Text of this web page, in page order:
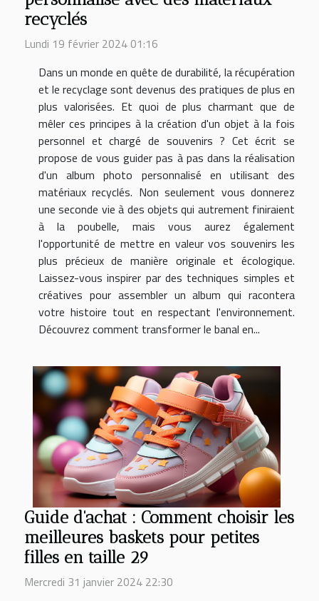
recyclés
Lundi 19 février 2024 01:16
Dans un monde en quête de durabilité, la récupération
et le recyclage sont devenus des pratiques de plus en
plus valorisées. Et quoi de plus charmant que de
mêler ces principes à la création d'un objet à la fois
personnel et chargé de souvenirs ? Cet écrit se
propose de vous guider pas à pas dans la réalisation
d'un album photo personnalisé en utilisant des
matériaux recyclés. Non seulement vous donnerez
une seconde vie à des objets qui autrement finiraient
à la poubelle, mais vous aurez également
l'opportunité de mettre en valeur vos souvenirs les
plus précieux de manière originale et écologique.
Laissez-vous inspirer par des techniques simples et
créatives pour assembler un album qui racontera
votre histoire tout en respectant l'environnement.
Découvrez comment transformer le banal en...
Guide d'achat : Comment choisir les
meilleures baskets pour petites
filles en taille 29
Mercredi 31 janvier 2024 22:30